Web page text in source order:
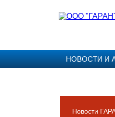
НОВОСТИ И
Новости